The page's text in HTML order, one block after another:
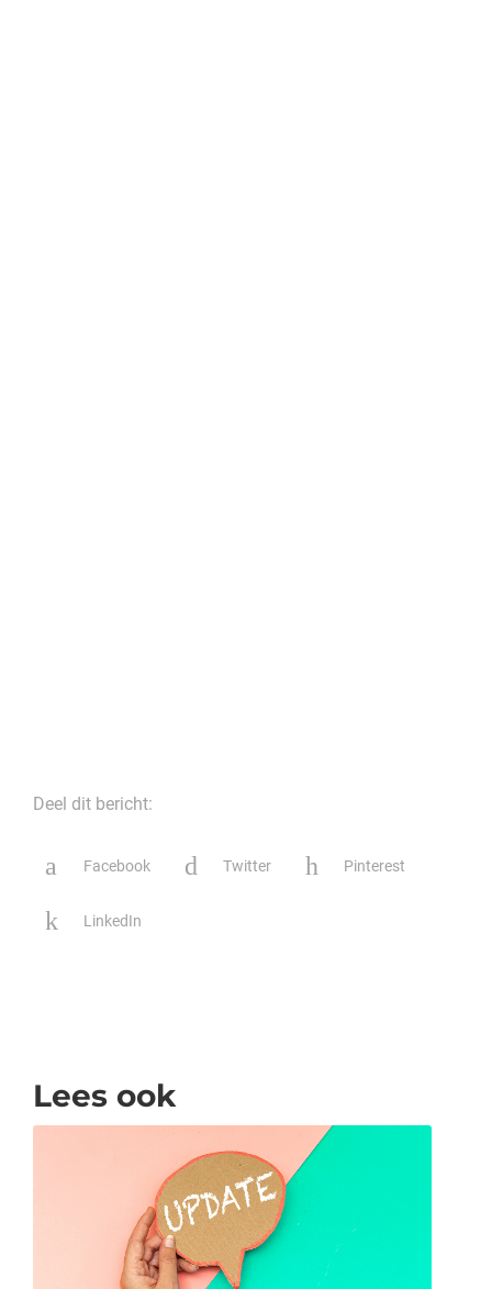
Deel dit bericht:
Facebook Twitter Pinterest
LinkedIn
Lees ook